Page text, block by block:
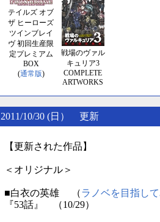
テイルズ オブ
ザ ヒーローズ
ツインブレイ
ヴ 初回生産限
定プレミアム
BOX
(通常版)
戦場のヴァル
キュリア3
COMPLETE
ARTWORKS
2011/10/30 (日） 更新
【更新された作品】
＜オリジナル＞
■白衣の英雄 （ラノベを目指し
『53話』 （10/29）